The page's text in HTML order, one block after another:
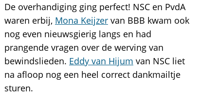
De overhandiging ging perfect! NSC en PvdA
waren erbij, Mona Keijzervan BBB kwam ook
nog even nieuwsgierig langs en had
prangende vragen over de werving van
bewindslieden. Eddy van Hijum van NSC liet
na afloop nog een heel correct dankmailtje
sturen.